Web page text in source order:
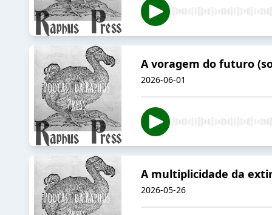
A voragem do futuro
2026-06-01
A multiplicidade da
2026-05-26